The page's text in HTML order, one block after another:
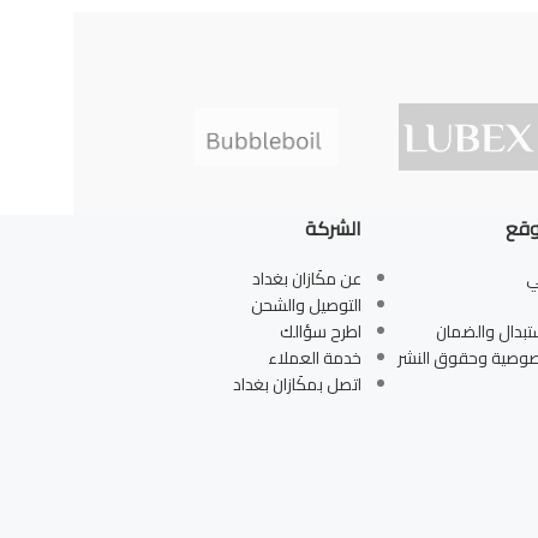
والضمان
وحقوق النشر
الشركة
عن مكَازان بغداد
التوصيل والشحن
اطرح سؤالك
خدمة العملاء
اتصل بمكَازان بغداد